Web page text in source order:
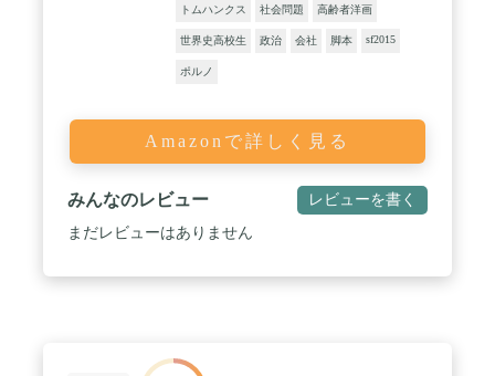
トムハンクス 社会問題 高齢者洋画
世界史高校生 政治 会社 脚本 sf2015
ポルノ
Amazonで詳しく見る
みんなのレビュー レビューを書く
まだレビューはありません